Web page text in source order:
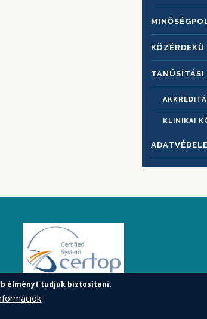
TANÚSÍTÁSI
KLINIKAI
élményt tudjuk biztosítani.